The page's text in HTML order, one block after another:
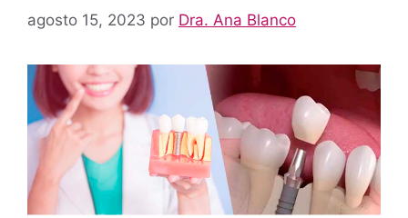
agosto 15, 2023 por Dra. Ana Blanco